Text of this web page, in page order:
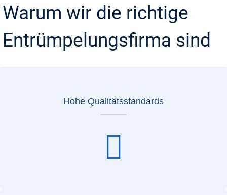
Warum wir die richtige
Entrümpelungsfirma sind
Hohe Qualitätsstandards